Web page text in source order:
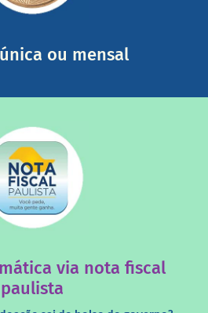
ou mensal
o que fizemos com a sua ajuda
via nota fiscal
paulista
mais